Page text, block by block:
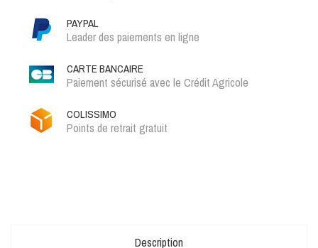
PAYPAL
Leader des paiements en ligne
CARTE BANCAIRE
Paiement sécurisé avec le Crédit Agricole
COLISSIMO
Points de retrait gratuit
Description